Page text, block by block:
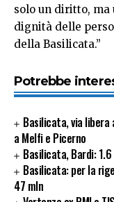
solo un diritto, ma
dignità delle
della Basilicata.”
Potrebbe
Basilicata, via
a Melfi e Picerno
Basilicata, Bardi:
Basilicata: per la
47 mln